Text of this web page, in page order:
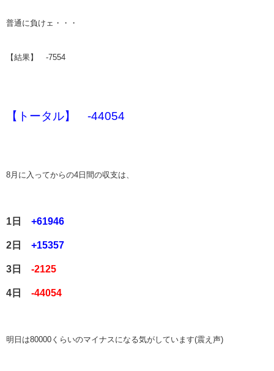
普通に負けェ・・・
【結果】 -7554
【トータル】 -44054
8月に入ってからの4日間の収支は、
1日 +61946
2日 +15357
3日 -2125
4日 -44054
明日は80000くらいのマイナスになる気がしています(震え声)